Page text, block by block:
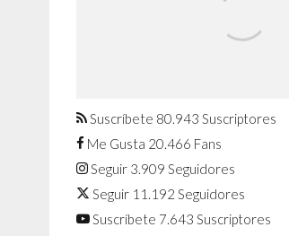
agosto
Suscríbete 80.943 Suscriptores
Me Gusta 20.466 Fans
Seguir 3.909 Seguidores
Seguir 11.192 Seguidores
Suscríbete 7.643 Suscriptores